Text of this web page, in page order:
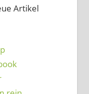
Artikel